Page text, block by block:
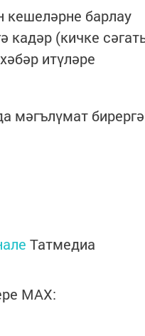
барлау
кадәр (кичке
итүләре
мәгълүмат бирергә
Татмедиа
MАХ: